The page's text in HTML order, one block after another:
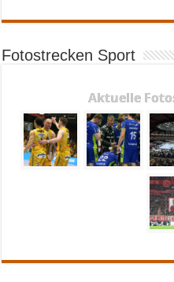
Fotostrecken Sport
Aktuelle